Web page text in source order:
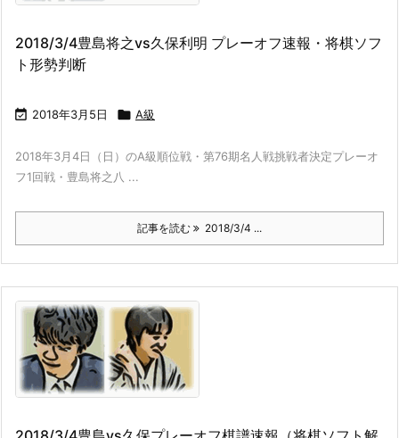
2018/3/4豊島将之vs久保利明 プレーオフ速報・将棋ソフ
ト形勢判断
 2018年3月5日  A級
2018年3月4日（日）のA級順位戦・第76期名人戦挑戦者決定プレーオ
フ1回戦・豊島将之八 ...
記事を読む 2018/3/4 ...